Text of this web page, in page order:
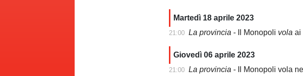
Martedì 18 aprile 2023
21:00 La provincia - Il Monopoli vola ai
Giovedì 06 aprile 2023
21:00 La provincia - Il Monopoli vola nel